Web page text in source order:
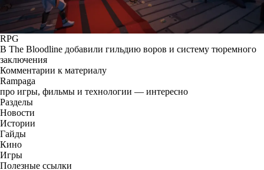
RPG
В The Bloodline добавили гильдию воров и систему тюремного
заключения
Комментарии к материалу
Rampaga
про игры, фильмы и технологии — интересно
Разделы
Новости
Истории
Гайды
Кино
Игры
Полезные ссылки